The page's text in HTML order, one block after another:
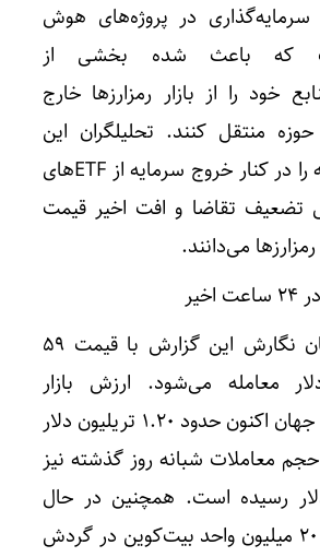
سرمایه‌گذاری در پروژه‌های هوش
که باعث شده بخشی از
خود را از بازار رمزارز‌ها خارج
منتقل کنند. تحلیلگران این
جابه‌جایی سرمایه را در کنار خروج سرمایه از ETF‌های
تضعیف تقاضا و افت اخیر قیمت
می‌دانند.
بیت‌کوین در زمان نگارش این گزارش با قیمت ۵۹
و ۸۳۴ دلار معامله می‌شود. ارزش بازار
بزرگ‌ترین رمزارز جهان اکنون حدود ۱.۲۰ تریلیون دلار
معاملات شبانه روز گذشته نیز
دلار رسیده است. همچنین در حال
حاضر نزدیک به ۲۰ میلیون واحد بیت‌کوین در گردش